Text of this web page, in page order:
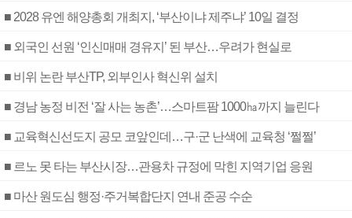
■ 2028 유엔 해양총회 개최지, ‘부산이냐 제주냐’ 10일 결정
■ 외국인 선원 ‘인신매매 경유지’ 된 부산…우려가 현실로
■ 비위 논란 부산TP, 외부인사 혁신위 설치
■ 경남 농정 비전 ‘잘 사는 농촌’…스마트팜 1000㏊까지 늘린다
■ 교육혁신선도지 공모 코앞인데…구·군 난색에 교육청 ‘쩔쩔’
■ 르노 못 타는 부산시장…관용차 규정에 막힌 지역기업 응원
■ 마산 원도심 행정·주거복합단지 연내 준공 수순